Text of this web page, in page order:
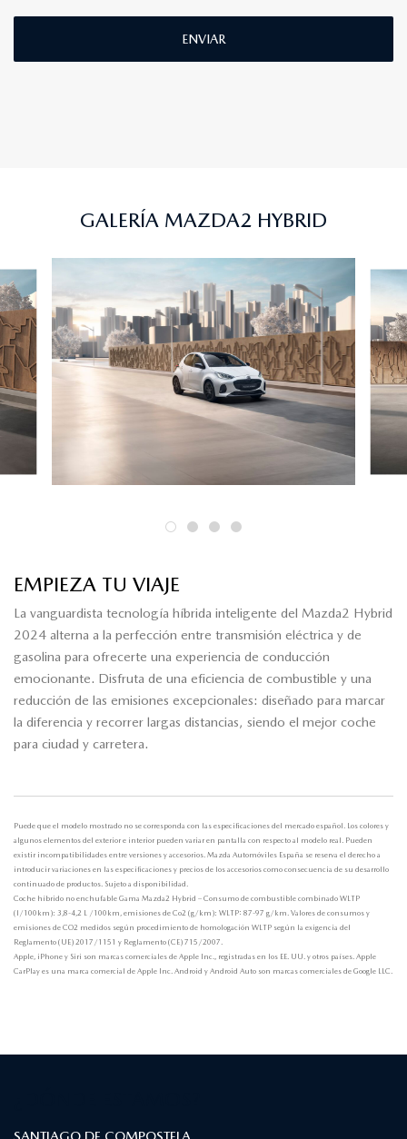
ENVIAR
GALERÍA MAZDA2 HYBRID
EMPIEZA TU VIAJE
La vanguardista tecnología híbrida inteligente del Mazda2 Hybrid
2024 alterna a la perfección entre transmisión eléctrica y de
gasolina para ofrecerte una experiencia de conducción
emocionante. Disfruta de una eficiencia de combustible y una
reducción de las emisiones excepcionales: diseñado para marcar
la diferencia y recorrer largas distancias, siendo el mejor coche
para ciudad y carretera.
Puede que el modelo mostrado no se corresponda con las especificaciones del mercado español. Los colores y
algunos elementos del exterior e interior pueden variar en pantalla con respecto al modelo real. Pueden
existir incompatibilidades entre versiones y accesorios. Mazda Automóviles España se reserva el derecho a
introducir variaciones en las especificaciones y precios de los accesorios como consecuencia de su desarrollo
continuado de productos. Sujeto a disponibilidad.
Coche híbrido no enchufable Gama Mazda2 Hybrid – Consumo de combustible combinado WLTP
(l/100km): 3,8-4,2 L /100km, emisiones de Co2 (g/km): WLTP: 87-97 g/km. Valores de consumos y
emisiones de CO2 medidos según procedimiento de homologación WLTP según la exigencia del
Reglamento (UE) 2017/1151 y Reglamento (CE) 715/2007.
Apple, iPhone y Siri son marcas comerciales de Apple Inc., registradas en los EE. UU. y otros países. Apple
CarPlay es una marca comercial de Apple Inc. Android y Android Auto son marcas comerciales de Google LLC.